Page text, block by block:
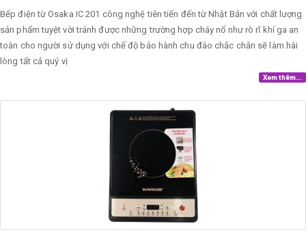
Bếp điện từ Osaka IC 201 công nghệ tiên tiến đến từ Nhật Bản với chất lượng
sản phẩm tuyệt vời tránh được những trường hợp cháy nổ như rò rĩ khí ga an
toàn cho người sử dụng với chế độ bảo hành chu đáo chắc chắn sẽ làm hài
lòng tất cả quý vị
Xem thêm...